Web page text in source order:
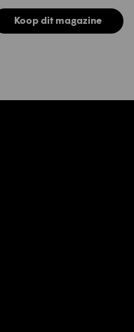
Koop dit magazine